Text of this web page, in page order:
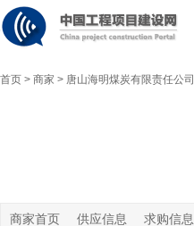
首页 > 商家 > 唐山海明煤炭有限责任公司
商家首页 供应信息 求购信息